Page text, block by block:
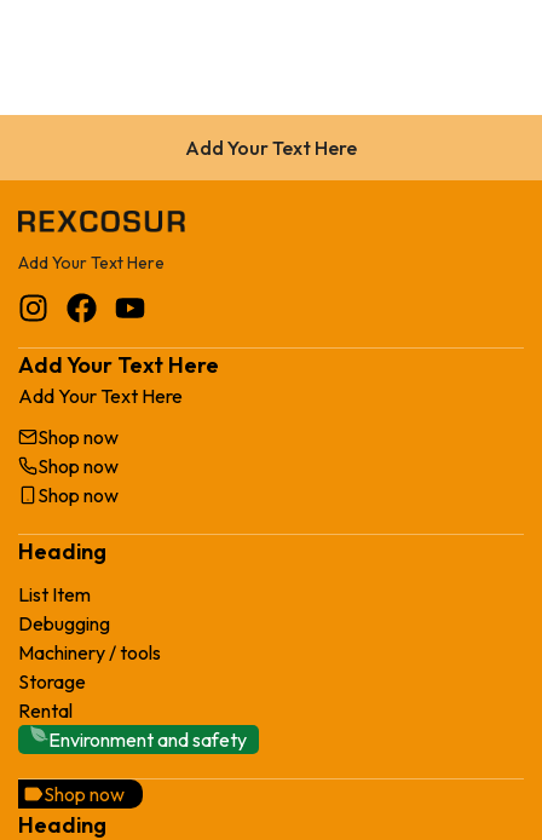
Add Your Text Here
Add Your Text Here
Add Your Text Here
Add Your Text Here
Shop now
Shop now
Shop now
Heading
List Item
Debugging
Machinery / tools
Storage
Rental
Environment and safety
Shop now
Heading